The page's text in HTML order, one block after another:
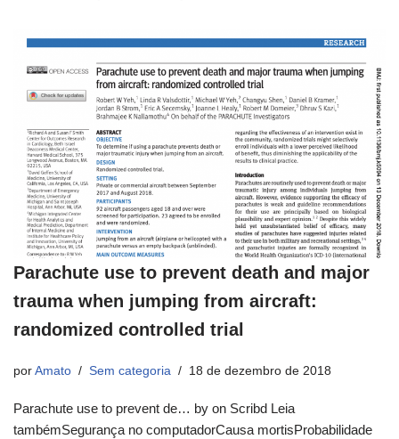
Parachute use to prevent death and major
trauma when jumping from aircraft:
randomized controlled trial
por Amato Sem categoria 18 de dezembro de 2018
Parachute use to prevent de… by on Scribd Leia
tambémSegurança no computadorCausa mortisProbabilidade